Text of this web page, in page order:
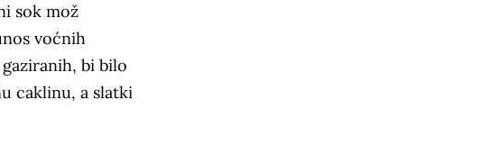
sok mož
voćnih
bi bilo
caklinu, a slatki